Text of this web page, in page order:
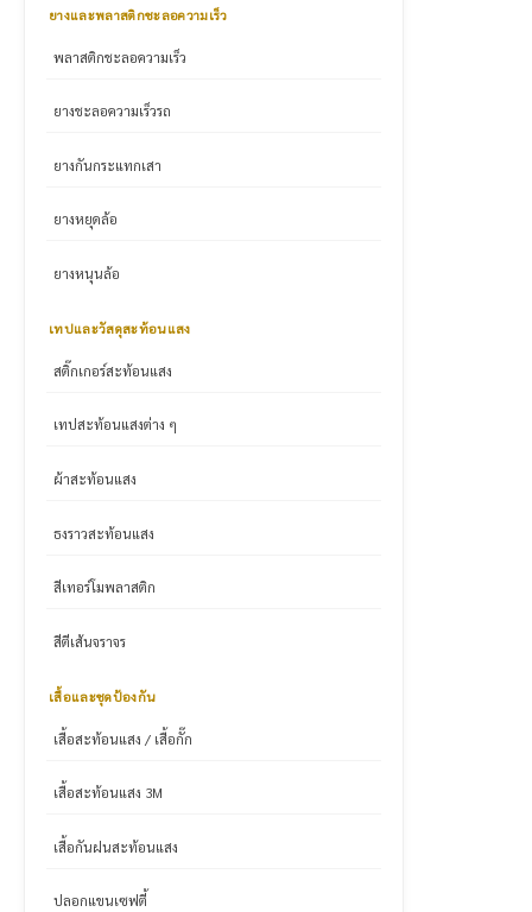
ยางและพลาสติกชะลอความเร็ว
พลาสติกชะลอความเร็ว
ยางชะลอความเร็วรถ
ยางกันกระแทกเสา
ยางหยุดล้อ
ยางหนุนล้อ
เทปและวัสดุสะท้อนแสง
สติ๊กเกอร์สะท้อนแสง
เทปสะท้อนแสงต่าง ๆ
ผ้าสะท้อนแสง
ธงราวสะท้อนแสง
สีเทอร์โมพลาสติก
สีตีเส้นจราจร
เสื้อและชุดป้องกัน
เสื้อสะท้อนแสง / เสื้อกั๊ก
เสื้อสะท้อนแสง 3M
เสื้อกันฝนสะท้อนแสง
ปลอกแขนเซฟตี้